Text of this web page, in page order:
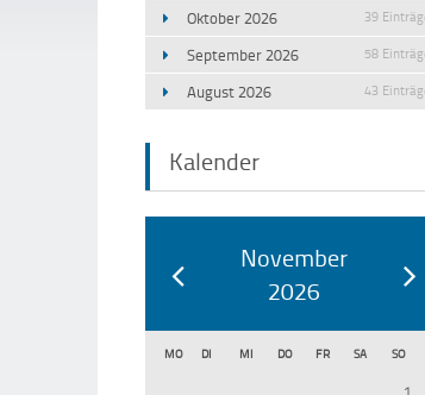
Oktober 2026 39
September 2026 58
August 2026 43
Kalender
November
2026
MO DI MI DO FR SA SO